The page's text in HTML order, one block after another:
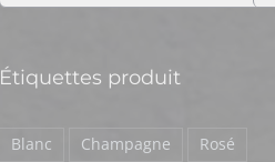
Étiquettes produit
Blanc Champagne
Rosé